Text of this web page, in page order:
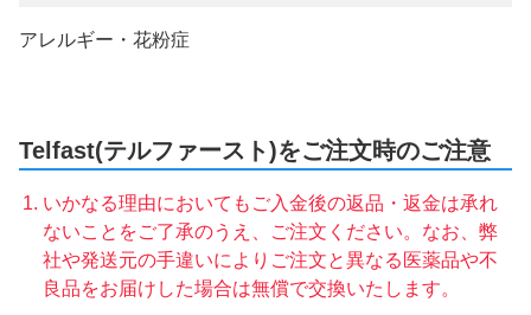
アレルギー・花粉症
Telfast(テルファースト)をご注文時のご注意
いかなる理由においてもご入金後の返品・返金は承れ
ないことをご了承のうえ、ご注文ください。なお、弊
社や発送元の手違いによりご注文と異なる医薬品や不
良品をお届けした場合は無償で交換いたします。